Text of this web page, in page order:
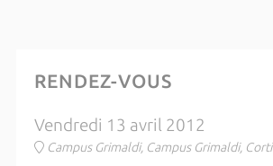
RENDEZ-VOUS
Vendredi 13 avril 2012
Campus Grimaldi, Campus Grimaldi, Corti